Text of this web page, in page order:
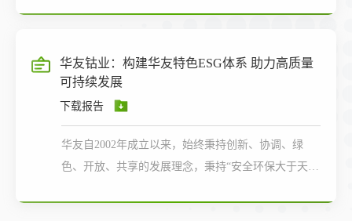
华友钴业：构建华友特色ESG体系 助力高质量
可持续发展
下载报告
华友自2002年成立以来，始终秉持创新、协调、绿
色、开放、共享的发展理念，秉持“安全环保大于天”